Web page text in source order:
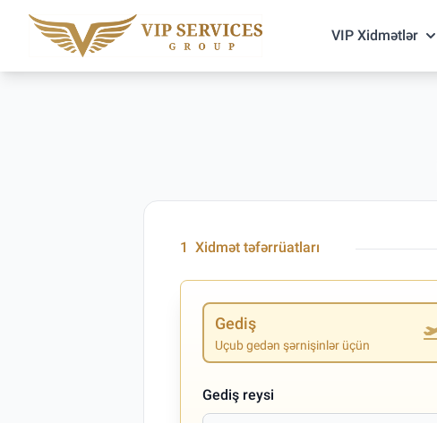
VIP Xidmətlər
1 Xidmət təfərrüatları
Gediş
Uçub gedən şərnişinlər üçün
Gediş reysi